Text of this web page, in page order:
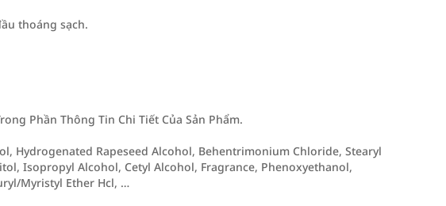
thoáng sạch.
Phần Thông Tin Chi Tiết Của Sản Phẩm.
Hydrogenated Rapeseed Alcohol, Behentrimonium Chloride, Stearyl
Isopropyl Alcohol, Cetyl Alcohol, Fragrance, Phenoxyethanol,
Myristyl Ether Hcl, …